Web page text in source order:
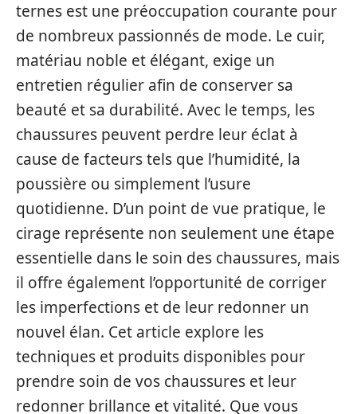
ternes est une préoccupation courante pour
de nombreux passionnés de mode. Le cuir,
matériau noble et élégant, exige un
entretien régulier afin de conserver sa
beauté et sa durabilité. Avec le temps, les
chaussures peuvent perdre leur éclat à
cause de facteurs tels que l’humidité, la
poussière ou simplement l’usure
quotidienne. D’un point de vue pratique, le
cirage représente non seulement une étape
essentielle dans le soin des chaussures, mais
il offre également l’opportunité de corriger
les imperfections et de leur redonner un
nouvel élan. Cet article explore les
techniques et produits disponibles pour
prendre soin de vos chaussures et leur
redonner brillance et vitalité. Que vous